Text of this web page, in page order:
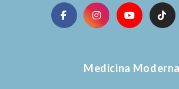
Medicina Moderna